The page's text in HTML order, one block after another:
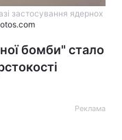
застосування ядернох
бомби" стало
Реклама